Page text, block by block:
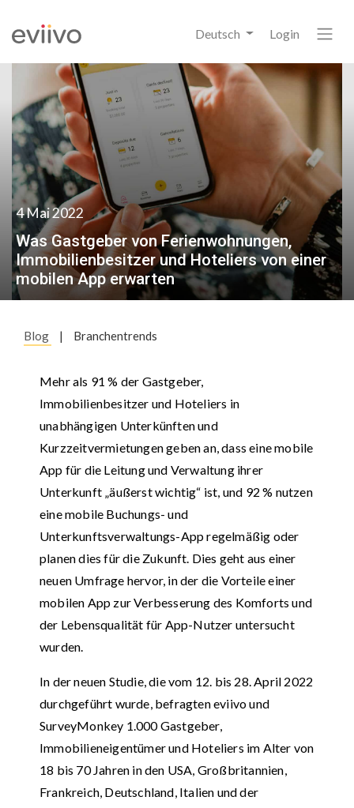
Deutsch Login
4 Mai 2022
Was Gastgeber von Ferienwohnungen,
Immobilienbesitzer und Hoteliers von einer
mobilen App erwarten
Blog | Branchentrends
Mehr als 91 % der Gastgeber,
Immobilienbesitzer und Hoteliers in
unabhängigen Unterkünften und
Kurzzeitvermietungen geben an, dass eine mobile
App für die Leitung und Verwaltung ihrer
Unterkunft „äußerst wichtig“ ist, und 92 % nutzen
eine mobile Buchungs- und
Unterkunftsverwaltungs-App regelmäßig oder
planen dies für die Zukunft. Dies geht aus einer
neuen Umfrage hervor, in der die Vorteile einer
mobilen App zur Verbesserung des Komforts und
der Lebensqualität für App-Nutzer untersucht
wurden.
In der neuen Studie, die vom 12. bis 28. April 2022
durchgeführt wurde, befragten eviivo und
SurveyMonkey 1.000 Gastgeber,
Immobilieneigentümer und Hoteliers im Alter von
18 bis 70 Jahren in den USA, Großbritannien,
Frankreich, Deutschland, Italien und der